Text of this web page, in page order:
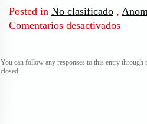
Posted in No clasificado ,
Comentarios desactivados
You can follow any responses to this entry through
closed.